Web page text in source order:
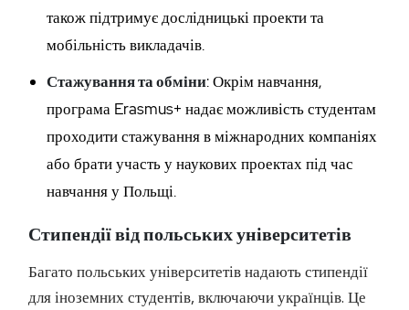
також підтримує дослідницькі проекти та
мобільність викладачів.
Стажування та обміни: Окрім навчання,
програма Erasmus+ надає можливість студентам
проходити стажування в міжнародних компаніях
або брати участь у наукових проектах під час
навчання у Польщі.
Стипендії від польських університетів
Багато польських університетів надають стипендії
для іноземних студентів, включаючи українців. Це